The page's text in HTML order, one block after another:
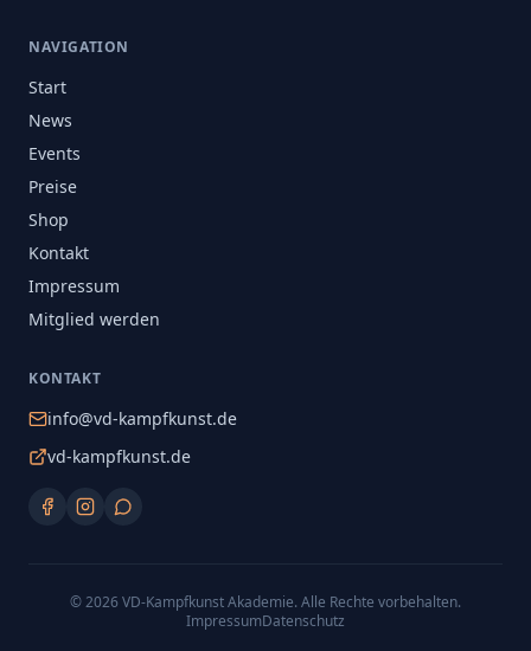
NAVIGATION
Start
News
Events
Preise
Shop
Kontakt
Impressum
Mitglied werden
KONTAKT
info@vd-kampfkunst.de
vd-kampfkunst.de
©2026 VD-Kampfkunst Akademie. Alle Rechte vorbehalten.
ImpressumDatenschutz